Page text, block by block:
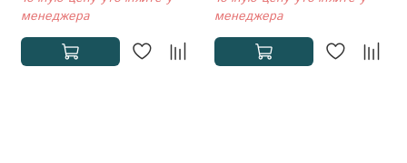
менеджера
менеджера